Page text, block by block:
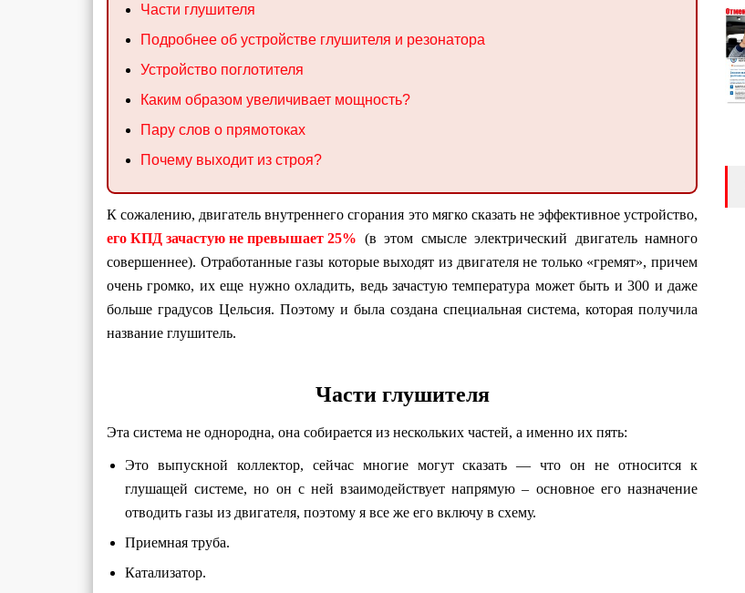
Части глушителя
Подробнее об устройстве глушителя и резонатора
Устройство поглотителя
Каким образом увеличивает мощность?
Пару слов о прямотоках
Почему выходит из строя?
К сожалению, двигатель внутреннего сгорания это мягко сказать не эффективное устройство,
его КПД зачастую не превышает 25% (в этом смысле электрический двигатель намного
совершеннее). Отработанные газы которые выходят из двигателя не только «гремят», причем
очень громко, их еще нужно охладить, ведь зачастую температура может быть и 300 и даже
больше градусов Цельсия. Поэтому и была создана специальная система, которая получила
название глушитель.
Части глушителя
Эта система не однородна, она собирается из нескольких частей, а именно их пять:
Это выпускной коллектор, сейчас многие могут сказать — что он не относится к
глушащей системе, но он с ней взаимодействует напрямую – основное его назначение
отводить газы из двигателя, поэтому я все же его включу в схему.
Приемная труба.
Катализатор.